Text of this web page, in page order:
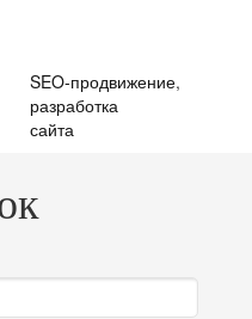
SEO-продвижение,
разработка
сайта